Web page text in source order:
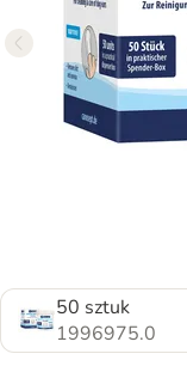
50 sztuk
1996975.0